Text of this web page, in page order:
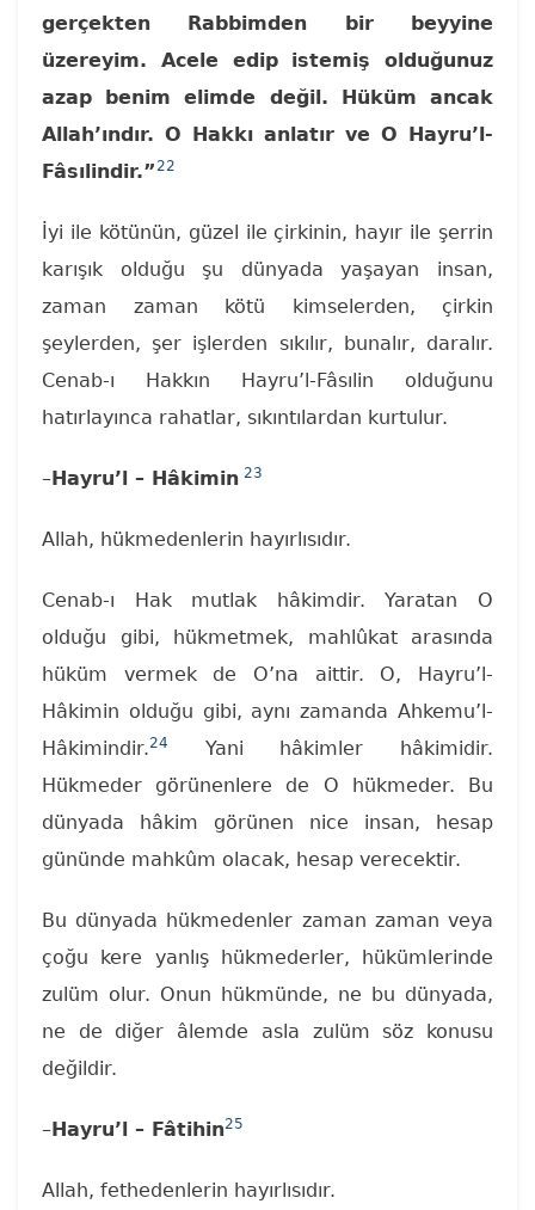
gerçekten Rabbimden bir beyyine
üzereyim. Acele edip istemiş olduğunuz
azap benim elimde değil. Hüküm ancak
Allah’ındır. O Hakkı anlatır ve O Hayru’l-
Fâsılindir.”22
İyi ile kötünün, güzel ile çirkinin, hayır ile şerrin
karışık olduğu şu dünyada yaşayan insan,
zaman zaman kötü kimselerden, çirkin
şeylerden, şer işlerden sıkılır, bunalır, daralır.
Cenab-ı Hakkın Hayru’l-Fâsılin olduğunu
hatırlayınca rahatlar, sıkıntılardan kurtulur.
–Hayru’l – Hâkimin 23
Allah, hükmedenlerin hayırlısıdır.
Cenab-ı Hak mutlak hâkimdir. Yaratan O
olduğu gibi, hükmetmek, mahlûkat arasında
hüküm vermek de O’na aittir. O, Hayru’l-
Hâkimin olduğu gibi, aynı zamanda Ahkemu’l-
Hâkimindir.24
Yani hâkimler hâkimidir.
Hükmeder görünenlere de O hükmeder. Bu
dünyada hâkim görünen nice insan, hesap
gününde mahkûm olacak, hesap verecektir.
Bu dünyada hükmedenler zaman zaman veya
çoğu kere yanlış hükmederler, hükümlerinde
zulüm olur. Onun hükmünde, ne bu dünyada,
ne de diğer âlemde asla zulüm söz konusu
değildir.
–Hayru’l – Fâtihin25
Allah, fethedenlerin hayırlısıdır.